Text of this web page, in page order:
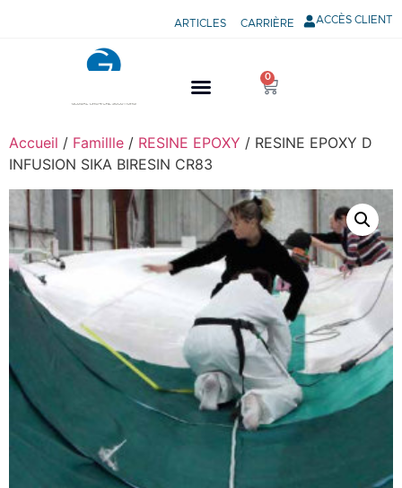
ACCÈS CLIENT
CARRIÈRE
ARTICLES
0
Accueil / Famillle / RESINE EPOXY / RESINE EPOXY D
INFUSION SIKA BIRESIN CR83